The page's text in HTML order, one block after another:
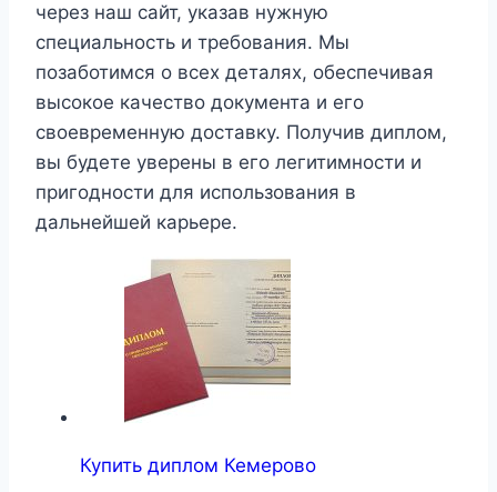
через наш сайт, указав нужную
специальность и требования. Мы
позаботимся о всех деталях, обеспечивая
высокое качество документа и его
своевременную доставку. Получив диплом,
вы будете уверены в его легитимности и
пригодности для использования в
дальнейшей карьере.
Купить диплом Кемерово